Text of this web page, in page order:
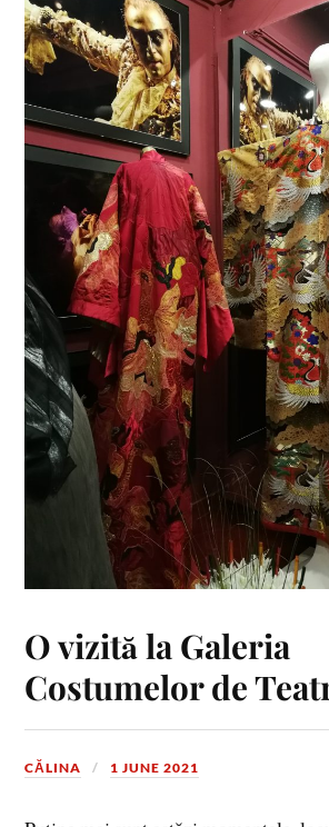
O vizită la Galeria
Costumelor de
CĂLINA 1 JUNE 2021